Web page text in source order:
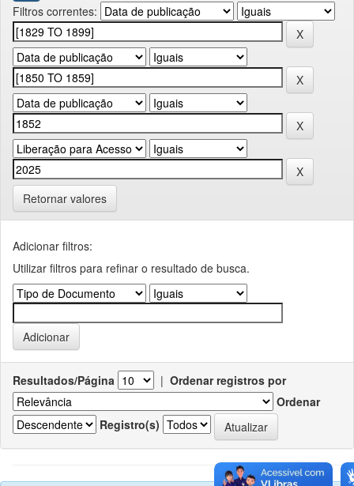
Filtros correntes:
Retornar valores
Adicionar filtros:
Utilizar filtros para refinar o resultado de busca.
Resultados/Página | Ordenar registros por
Ordenar
Registro(s)